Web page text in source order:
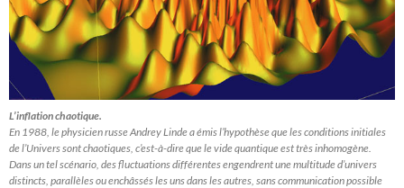
L’inflation chaotique.
En 1988, le physicien russe Andrey Linde a émis l’hypothèse que les conditions initiales
de l’Univers sont chaotiques, c’est-à-dire que le vide quantique est très inhomogène.
Dans un tel scénario, des fluctuations différentes engendrent une multitude d’univers
distincts, parallèles ou enchâssés les uns dans les autres, sans communication possible